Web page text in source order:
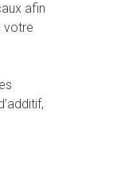
afin
votre